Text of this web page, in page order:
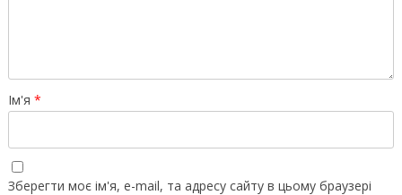
Ім'я *
Зберегти моє ім'я, e-mail, та адресу сайту в цьому браузері